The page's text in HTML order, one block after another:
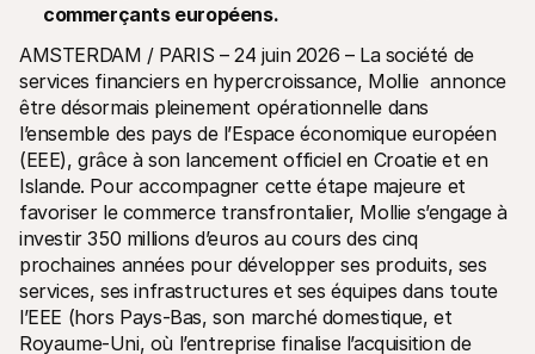
Rejoignez notre équipe - nous
Contact
Pour les consommateurs
Découvrez pourquoi Mollie figure sur votre relevé bancaire
Pour les clients Mollie
Contactez notre équipe support
Pour obtenir un devis
Découvrez comment nous pouvons aider votre entreprise
commerçants européens.
AMSTERDAM / PARIS – 24 juin 2026 – La société de
services financiers en hypercroissance, Mollie  annonce
être désormais pleinement opérationnelle dans
l’ensemble des pays de l’Espace économique européen
(EEE), grâce à son lancement officiel en Croatie et en
Islande. Pour accompagner cette étape majeure et
favoriser le commerce transfrontalier, Mollie s’engage à
investir 350 millions d’euros au cours des cinq
prochaines années pour développer ses produits, ses
services, ses infrastructures et ses équipes dans toute
l’EEE (hors Pays‑Bas, son marché domestique, et
Royaume‑Uni, où l’entreprise finalise l’acquisition de